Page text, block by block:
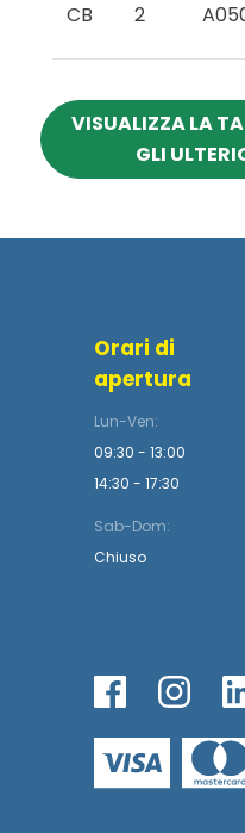
CB 2
VISUALIZZA LA
GLI
Orari di
apertura
Lun-Ven:
09:30 - 13:00
14:30 - 17:30
Sab-Dom:
Chiuso